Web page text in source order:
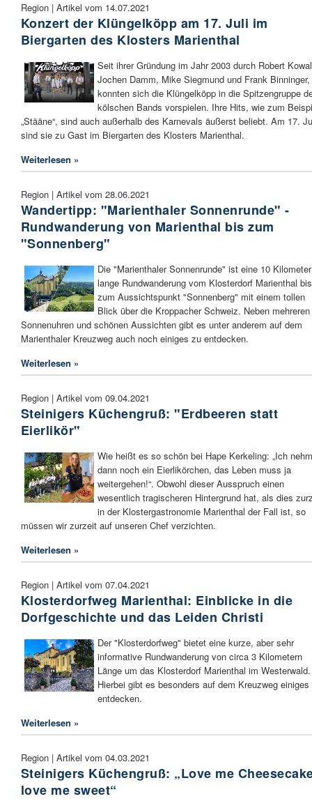
Region | Artikel vom 14.07.2021
Konzert der Klüngelköpp am 17. Juli im
Biergarten des Klosters Marienthal
Seit ihrer Gründung im Jahr 2003 durch Robert
Jochen Damm, Mike Siegmund und Frank Binninger,
konnten sich die Klüngelköpp in die Spitzengruppe
kölschen Bands vorspielen. Ihre Hits, wie zum
„Stääne“, sind auch außerhalb des Karnevals äußerst beliebt. Am 17.
sind sie zu Gast im Biergarten des Klosters Marienthal.
Weiterlesen »
Region | Artikel vom 28.06.2021
Wandertipp: "Marienthaler Sonnenrunde" -
Rundwanderung von Marienthal bis zum
"Sonnenberg"
Die "Marienthaler Sonnenrunde" ist eine 10 Kilometer
lange Rundwanderung vom Klosterdorf Marienthal bis
zum Aussichtspunkt "Sonnenberg" mit einem tollen
Blick über die Kroppacher Schweiz. Neben mehreren
Sonnenuhren und schönen Aussichten gibt es unter anderem auf dem
Marienthaler Kreuzweg auch noch einiges zu entdecken.
Weiterlesen »
Region | Artikel vom 09.04.2021
Steinigers Küchengruß: "Erdbeeren statt
Eierlikör"
Wie heißt es so schön bei Hape Kerkeling: „Ich
dann noch ein Eierlikörchen, das Leben muss ja
weitergehen!“. Obwohl dieser Ausspruch einen
wesentlich tragischeren Hintergrund hat, als dies
in der Klostergastronomie Marienthal der Fall ist, so
müssen wir zurzeit auf unseren Chef verzichten.
Weiterlesen »
Region | Artikel vom 07.04.2021
Klosterdorfweg Marienthal: Einblicke in die
Dorfgeschichte und das Leiden Christi
Der "Klosterdorfweg" bietet eine kurze, aber sehr
informative Rundwanderung von circa 3 Kilometern
Länge um das Klosterdorf Marienthal im Westerwald.
Hierbei gibt es besonders auf dem Kreuzweg einiges
entdecken.
Weiterlesen »
Region | Artikel vom 04.03.2021
Steinigers Küchengruß: „Love me
love me sweet“